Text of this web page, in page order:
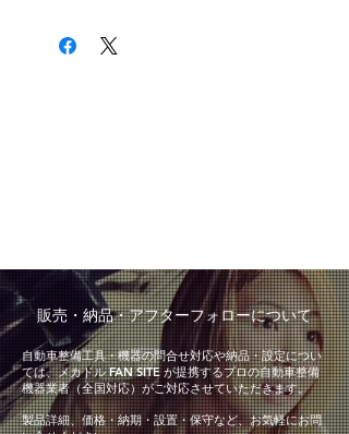
​販売・納品・アフターフォローについて
自動車整備工具・機器の問合せ対応や納品・設定につい
ては、メカドル FAN SITE が提携するプロの自動車整備
機器業者（全国対応）がご対応させていただきます。
製品詳細、価格・納期・設置・保守など、お気軽にお問